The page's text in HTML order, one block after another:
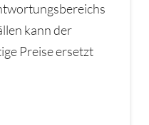
kann der
Preise ersetzt